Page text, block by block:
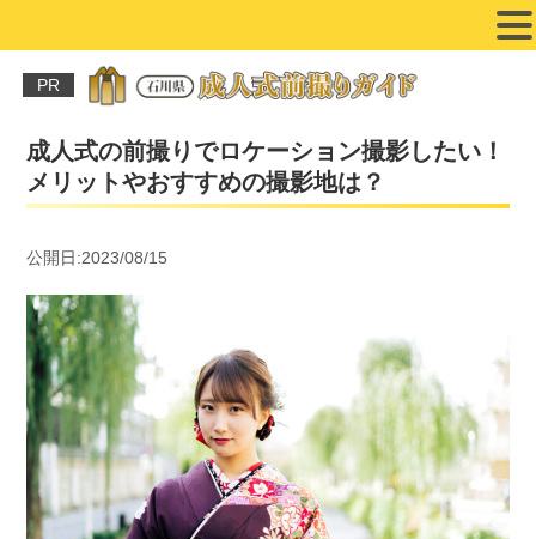
PR
成人式の前撮りでロケーション撮影したい！
メリットやおすすめの撮影地は？
公開日:2023/08/15